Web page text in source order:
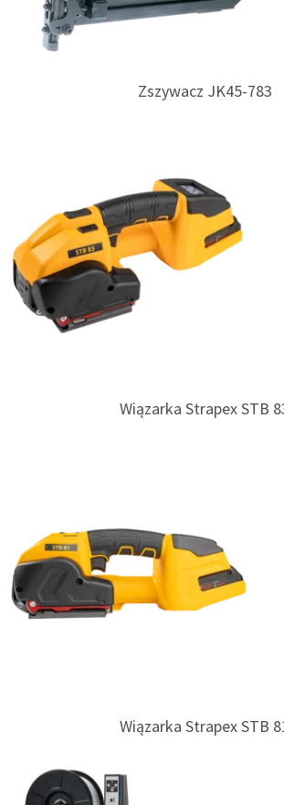
Zszywacz JK45-783
Wiązarka Strapex STB
Wiązarka Strapex STB